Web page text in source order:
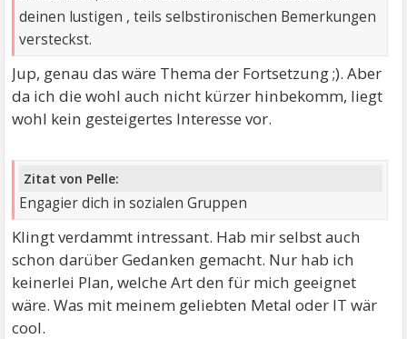
deinen lustigen , teils selbstironischen Bemerkungen
versteckst.
Jup, genau das wäre Thema der Fortsetzung ;). Aber
da ich die wohl auch nicht kürzer hinbekomm, liegt
wohl kein gesteigertes Interesse vor.
Zitat von Pelle:
Engagier dich in sozialen Gruppen
Klingt verdammt intressant. Hab mir selbst auch
schon darüber Gedanken gemacht. Nur hab ich
keinerlei Plan, welche Art den für mich geeignet
wäre. Was mit meinem geliebten Metal oder IT wär
cool.